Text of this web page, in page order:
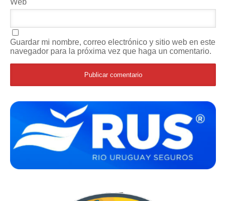
Web
Guardar mi nombre, correo electrónico y sitio web en este
navegador para la próxima vez que haga un comentario.